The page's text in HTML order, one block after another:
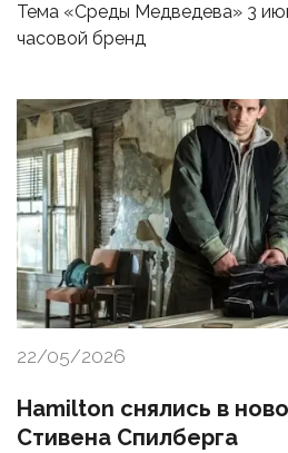
Тема «Среды Медведева» 3
часовой бренд
22/05/2026
Hamilton снялись в
Стивена Спилберга